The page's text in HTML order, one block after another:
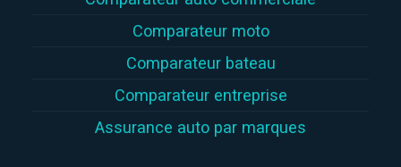
Comparateur moto
Comparateur bateau
Comparateur entreprise
Assurance auto par marques